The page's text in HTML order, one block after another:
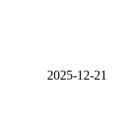
2025-12-21